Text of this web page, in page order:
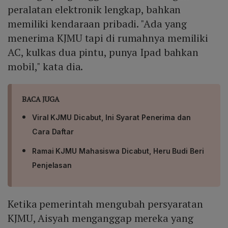
peralatan elektronik lengkap, bahkan
memiliki kendaraan pribadi. "Ada yang
menerima KJMU tapi di rumahnya memiliki
AC, kulkas dua pintu, punya Ipad bahkan
mobil," kata dia.
BACA JUGA
Viral KJMU Dicabut, Ini Syarat Penerima dan
Cara Daftar
Ramai KJMU Mahasiswa Dicabut, Heru Budi Beri
Penjelasan
Ketika pemerintah mengubah persyaratan
KJMU, Aisyah menganggap mereka yang